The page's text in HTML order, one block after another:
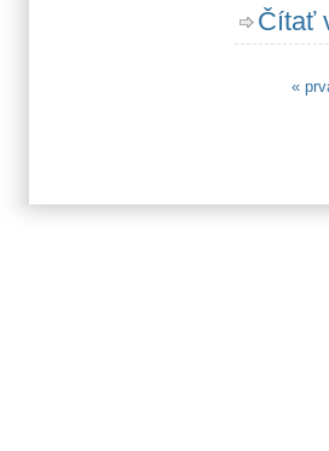
Čítať
Stránky
«